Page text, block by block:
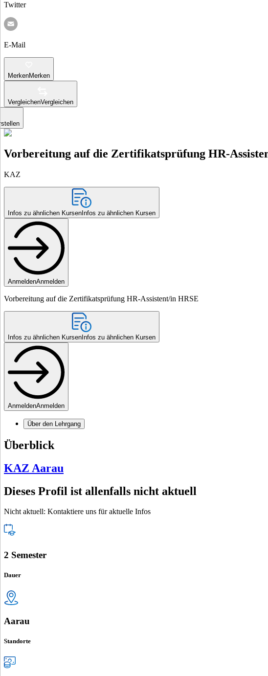
Twitter
E-Mail
MerkenMerken
VergleichenVergleichen
Vorbereitung auf die Zertifikatsprüfung HR-
KAZ
Infos zu ähnlichen Kursen Infos zu ähnlichen Kursen
AnmeldenAnmelden
Vorbereitung auf die Zertifikatsprüfung HR-Assistent/in HRSE
Infos zu ähnlichen Kursen Infos zu ähnlichen Kursen
AnmeldenAnmelden
Über den Lehrgang
Überblick
KAZ Aarau
Dieses Profil ist allenfalls nicht aktuell
Nicht aktuell: Kontaktiere uns für aktuelle Infos
2 Semester
Dauer
Aarau
Standorte